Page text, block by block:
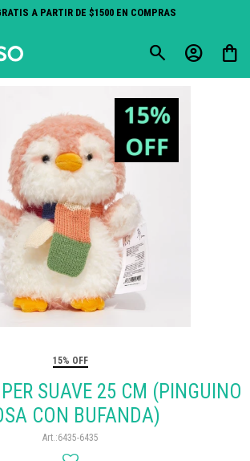
A PARTIR DE $1500 EN COMPRAS
15% OFF
SUAVE 25 CM (PINGUINO
CON BUFANDA)
6435-6435